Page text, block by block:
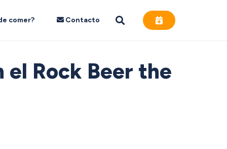
comer? Contacto
Rock Beer the